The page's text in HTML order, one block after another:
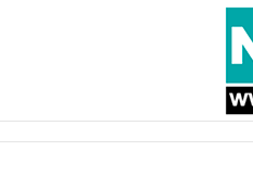
من سعيّد: الخارجية تستدعي